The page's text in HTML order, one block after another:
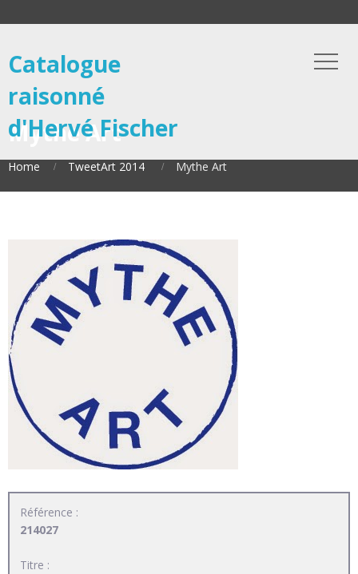
Catalogue
raisonné
d'Hervé Fischer
Mythe Art
Home TweetArt 2014 Mythe Art
Référence :
214027
Titre :